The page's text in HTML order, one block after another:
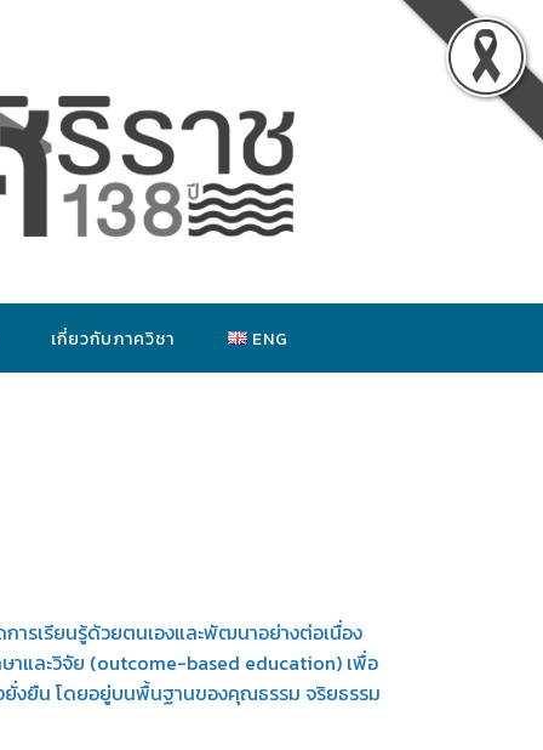
เกี่ยวกับภาควิชา ENG
ารเรียนรู้ด้วยตนเองและพัฒนาอย่างต่อเนื่อง
าและวิจัย (outcome-based education) เพื่อ
งยืน โดยอยู่บนพื้นฐานของคุณธรรม จริยธรรม